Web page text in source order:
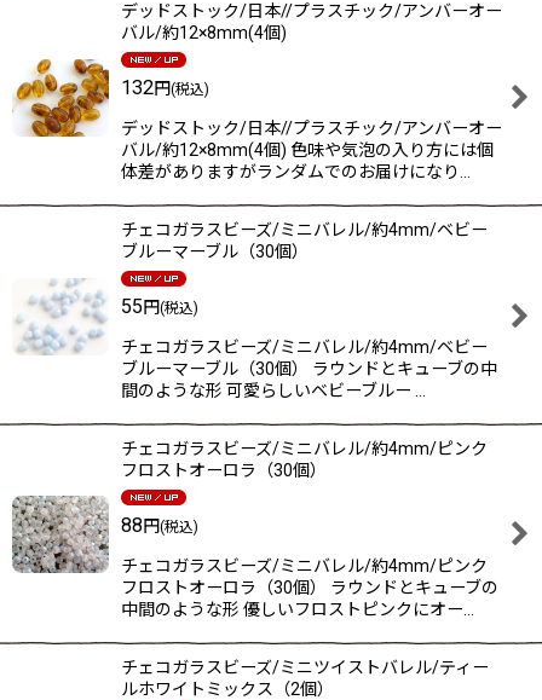
デッドストック/日本//プラスチック/アンバーオー
バル/約12×8mm(4個)
132円(税込)
デッドストック/日本//プラスチック/アンバーオー
バル/約12×8mm(4個) 色味や気泡の入り方には個
体差がありますがランダムでのお届けになり…
チェコガラスビーズ/ミニバレル/約4mm/ベビー
ブルーマーブル（30個）
55円(税込)
チェコガラスビーズ/ミニバレル/約4mm/ベビー
ブルーマーブル（30個） ラウンドとキューブの中
間のような形 可愛らしいベビーブルー …
チェコガラスビーズ/ミニバレル/約4mm/ピンク
フロストオーロラ（30個）
88円(税込)
チェコガラスビーズ/ミニバレル/約4mm/ピンク
フロストオーロラ（30個） ラウンドとキューブの
中間のような形 優しいフロストピンクにオー…
チェコガラスビーズ/ミニツイストバレル/ティー
ルホワイトミックス（2個）